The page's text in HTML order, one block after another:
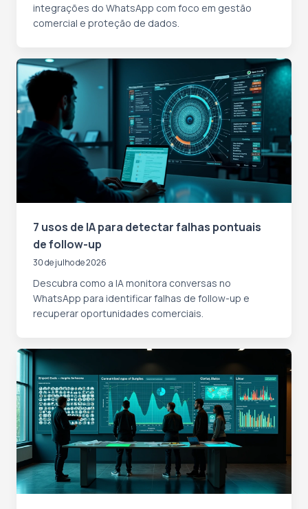
integrações do WhatsApp com foco em gestão
comercial e proteção de dados.
7 usos de IA para detectar falhas pontuais
de follow-up
30 de julho de 2026
Descubra como a IA monitora conversas no
WhatsApp para identificar falhas de follow-up e
recuperar oportunidades comerciais.